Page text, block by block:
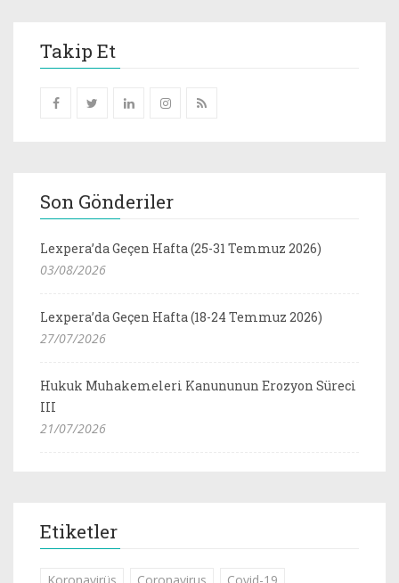
Takip Et
Son Gönderiler
Lexpera’da Geçen Hafta (25-31 Temmuz 2026)
03/08/2026
Lexpera’da Geçen Hafta (18-24 Temmuz 2026)
27/07/2026
Hukuk Muhakemeleri Kanununun Erozyon Süreci
III
21/07/2026
Etiketler
Koronavirüs Coronavirus Covid-19